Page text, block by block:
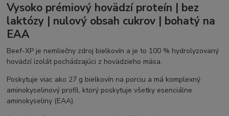
Vysoko prémiový hovädzí proteín | bez
laktózy | nulový obsah cukrov | bohatý na
EAA
Beef-XP je nemliečny zdroj bielkovín a je to 100 % hydrolyzovaný
hovädzí izolát pochádzajúci z hovädzieho mäsa.
Poskytuje viac ako 27 g bielkovín na porciu a má komplexný
aminokyselinový profil, ktorý poskytuje všetky esenciálne
aminokyseliny (EAA).